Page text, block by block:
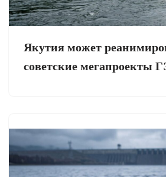
Якутия может
советские мегапроекты